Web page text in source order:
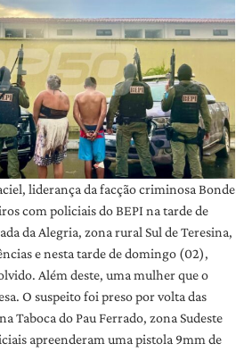
liderança da facção criminosa Bonde
com policiais do BEPI na tarde de
da Alegria, zona rural Sul de Teresina,
e nesta tarde de domingo (02),
Além deste, uma mulher que o
O suspeito foi preso por volta das
Taboca do Pau Ferrado, zona Sudeste
apreenderam uma pistola 9mm de